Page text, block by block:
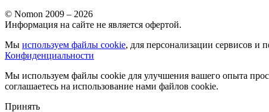
© Nomon 2009 – 2026
Информация на сайте не является офертой.
Мы используем файлы cookie, для персонализации сервисов и
Конфиденциальности
Мы используем файлы cookie для улучшения вашего опыта
соглашаетесь на использование нами файлов cookie.
Принять